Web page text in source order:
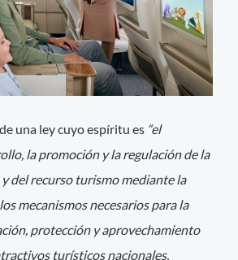
una ley cuyo espíritu es “el
la promoción y la regulación de la
del recurso turismo mediante la
mecanismos necesarios para la
protección y aprovechamiento
turísticos nacionales,